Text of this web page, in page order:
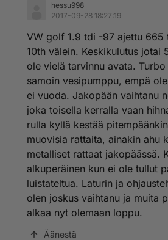
hessu998
2017-09-28 18:27:19
VW golf 1.9 tdi -97 ajettu 665
10th välein. Keskikulutus jotai
ole vielä tarvinnu avata.
samoin vesipumppu, empä
ei vuoda. Jakopään vaihtanu
joka toisella kerralla vaan
rulla kyllä kestää
muovisia rattaita, ainakin ahu
metalliset rattaat jakopäässä.
alkuperäinen kun ei ole tullut
luistateltua. Laturin ja
olen joskus vaihtanu ja muita
alkaa nyt olemaan loppu.
Äänestä